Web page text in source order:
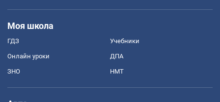
Моя школа
ГДЗ Учебники
Онлайн уроки ДПА
ЗНО НМТ